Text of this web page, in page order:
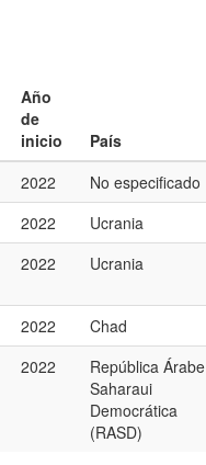
Año
de
inicio
País
2022 No especificado
2022 Ucrania
2022 Ucrania
2022 Chad
2022
República Árabe
Saharaui
Democrática
(RASD)